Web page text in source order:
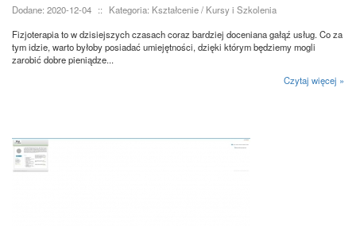
Dodane: 2020-12-04 ::
Kategoria: Kształcenie / Kursy i Szkolenia
Fizjoterapia to w dzisiejszych czasach coraz bardziej doceniana gałąź usług. Co za
tym idzie, warto byłoby posiadać umiejętności, dzięki którym będziemy mogli
zarobić dobre pieniądze...
Czytaj więcej »